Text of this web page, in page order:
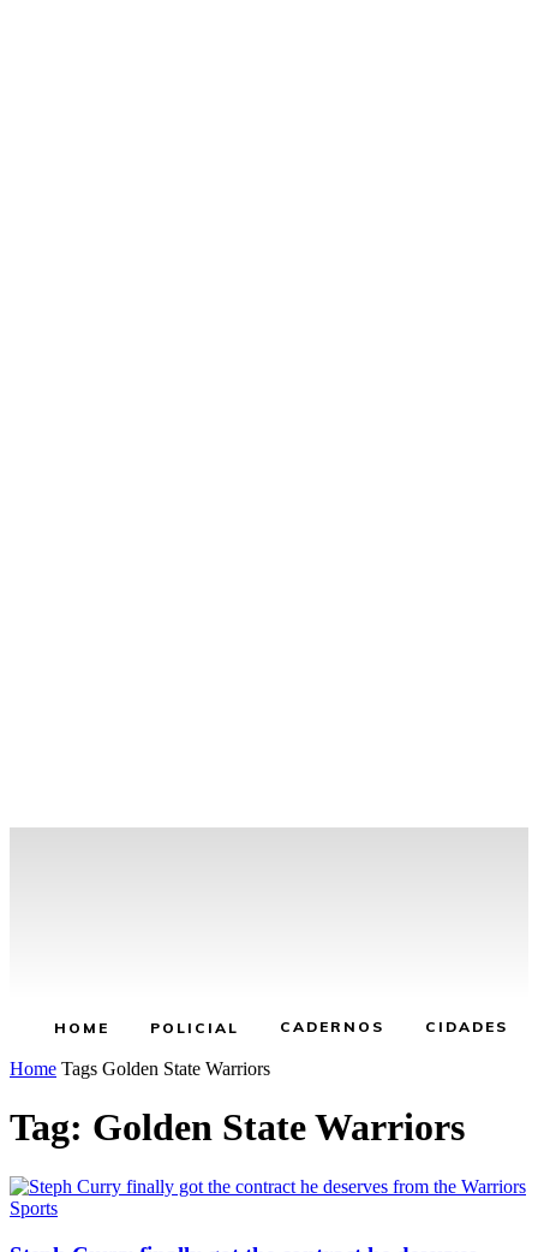
HOME POLICIAL CADERNOS CIDADES
Home Tags Golden State Warriors
Tag: Golden State Warriors
Sports